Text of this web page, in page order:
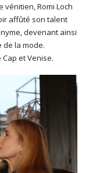
vénitien, Romi Loch
affûté son talent
devenant ainsi
la mode.
et Venise.